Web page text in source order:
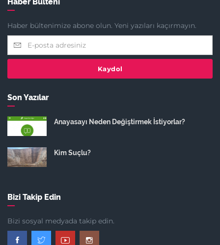
Haber bültenimize abone olun. Yeni yazıları kaçırmayın.
Kaydol
Son Yazılar
Anayasayı Neden Değiştirmek İstiyorlar?
Kim Suçlu?
Bizi Takip Edin
Bizi sosyal medyada takip edin.